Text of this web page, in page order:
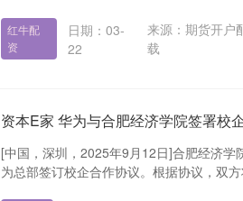
红牛配
资
日期：03-
22
来源：期货开户
载
资本E家 华为与合肥经济学院签署校
[中国，深圳，2025年9月12日]合肥经济学
为总部签订校企合作协议。根据协议，双